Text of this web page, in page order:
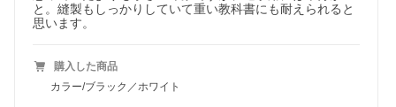
と。縫製もしっかりしていて重い教科書にも耐えられると
思います。
購入した商品
カラー/ブラック／ホワイト